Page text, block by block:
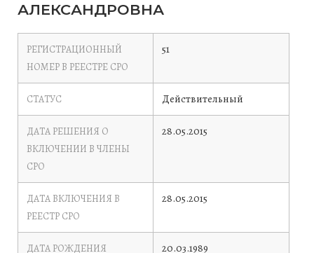
АЛЕКСАНДРОВНА
РЕГИСТРАЦИОННЫЙ
НОМЕР В РЕЕСТРЕ СРО
51
СТАТУС Действительный
ДАТА РЕШЕНИЯ О
ВКЛЮЧЕНИИ В ЧЛЕНЫ
СРО
28.05.2015
ДАТА ВКЛЮЧЕНИЯ В
РЕЕСТР СРО
28.05.2015
ДАТА РОЖДЕНИЯ 20.03.1989